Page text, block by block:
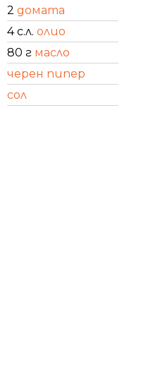
2 домата
4 с.л. олио
80 г масло
черен пипер
сол